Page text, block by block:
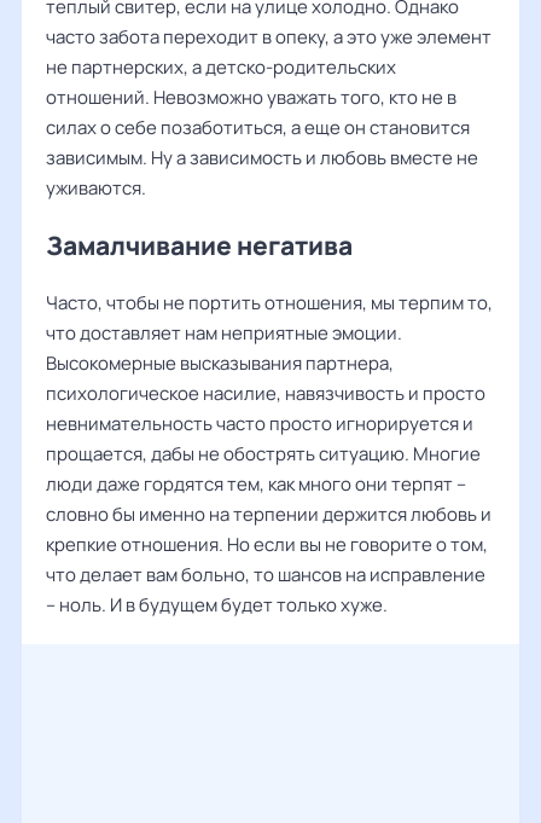
теплый свитер, если на улице холодно. Однако
часто забота переходит в опеку, а это уже элемент
не партнерских, а детско-родительских
отношений. Невозможно уважать того, кто не в
силах о себе позаботиться, а еще он становится
зависимым. Ну а зависимость и любовь вместе не
уживаются.
Замалчивание негатива
Часто, чтобы не портить отношения, мы терпим то,
что доставляет нам неприятные эмоции.
Высокомерные высказывания партнера,
психологическое насилие, навязчивость и просто
невнимательность часто просто игнорируется и
прощается, дабы не обострять ситуацию. Многие
люди даже гордятся тем, как много они терпят –
словно бы именно на терпении держится любовь и
крепкие отношения. Но если вы не говорите о том,
что делает вам больно, то шансов на исправление
– ноль. И в будущем будет только хуже.